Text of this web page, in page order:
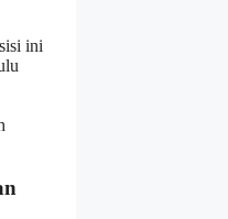
ini